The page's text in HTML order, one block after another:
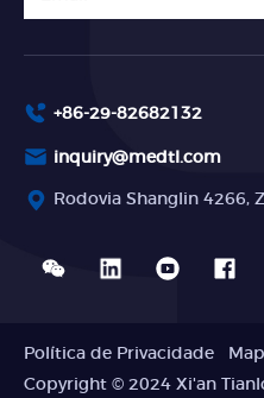
+86-29-82682132
inquiry@medtl.com
Rodovia Shanglin 4266,
Copyright © 2024 Xi'an
Política de Privacidade